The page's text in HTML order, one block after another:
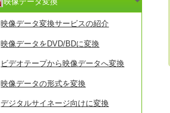
映像データ変換サービスの紹介
映像データをDVD/BDに変換
ビデオテープから映像データへ変換
映像データの形式を変換
デジタルサイネージ向けに変換